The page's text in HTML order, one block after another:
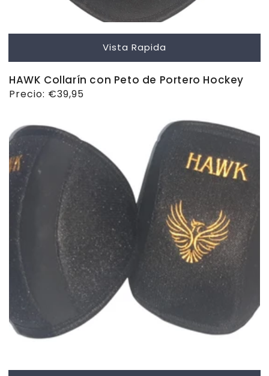
Vista Rapida
HAWK Collarín con Peto de Portero Hockey
Precio
Precio: €39,95